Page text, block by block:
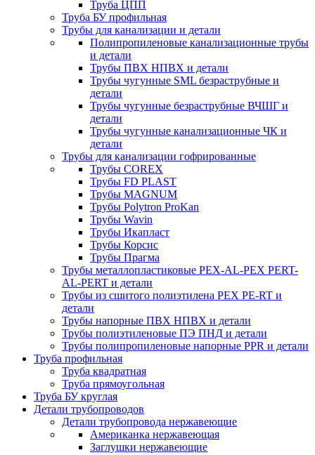
Труба ЦПП
Труба БУ профильная
Трубы для канализации и детали
Полипропиленовые канализационные трубы
и детали
Трубы ПВХ НПВХ и детали
Трубы чугунные SML безраструбные и
детали
Трубы чугунные безраструбные ВЧШГ и
детали
Трубы чугунные канализационные ЧК и
детали
Трубы для канализации гофрированные
Трубы COREX
Трубы FD PLAST
Трубы MAGNUM
Трубы Polytron ProKan
Трубы Wavin
Трубы Икапласт
Трубы Корсис
Трубы Прагма
Трубы металлопластиковые PEX-AL-PEX PERT-
AL-PERT и детали
Трубы из сшитого полиэтилена PEX PE-RT и
детали
Трубы напорные ПВХ НПВХ и детали
Трубы полиэтиленовые ПЭ ПНД и детали
Трубы полипропиленовые напорные PPR и детали
Труба профильная
Труба квадратная
Труба прямоугольная
Труба БУ круглая
Детали трубопроводов
Детали трубопровода нержавеющие
Американка нержавеющая
Заглушки нержавеющие